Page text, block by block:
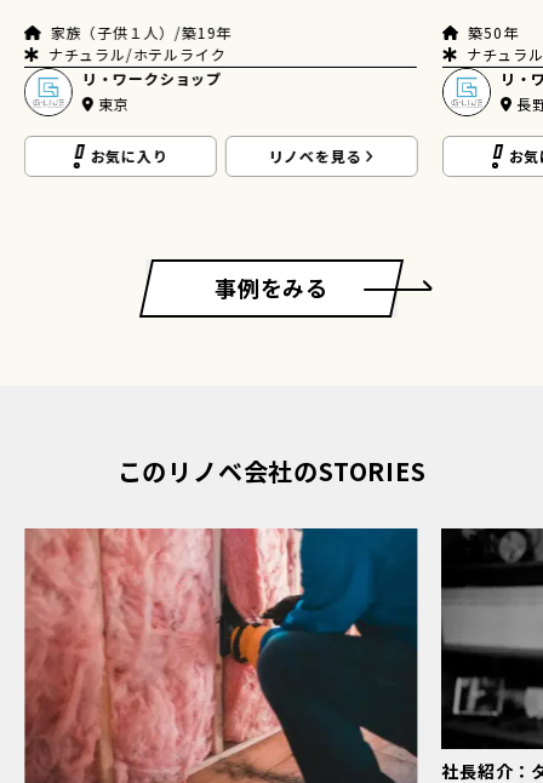
家族（子供１人）/築19年
ナチュラル/ホテルライク
リ・ワークショップ
東京
お気に入り リノベを見る
築50年
ナチュラ
リ・
長
お
事例をみる
このリノベ会社のSTORIES
社長紹介：